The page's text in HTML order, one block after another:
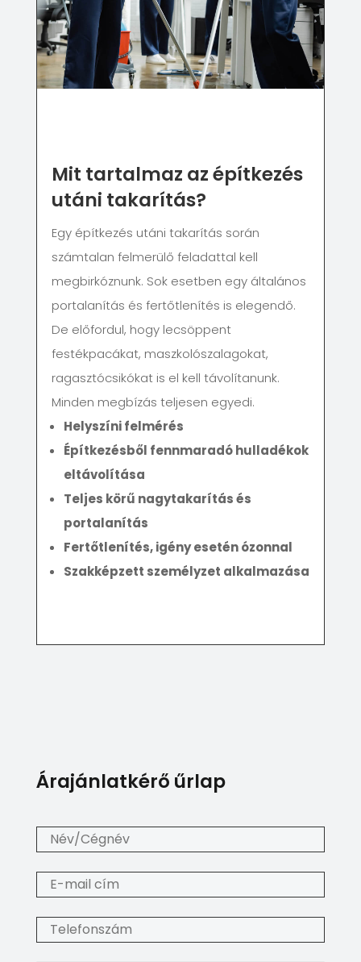
Mit tartalmaz az építkezés
utáni takarítás?
Egy építkezés utáni takarítás során
számtalan felmerülő feladattal kell
megbirkóznunk. Sok esetben egy általános
portalanítás és fertőtlenítés is elegendő.
De előfordul, hogy lecsöppent
festékpacákat, maszkolószalagokat,
ragasztócsikókat is el kell távolítanunk.
Minden megbízás teljesen egyedi.
Helyszíni felmérés
Építkezésből fennmaradó hulladékok
eltávolítása
Teljes körű nagytakarítás és
portalanítás
Fertőtlenítés, igény esetén ózonnal
Szakképzett személyzet alkalmazása
Árajánlatkérő űrlap